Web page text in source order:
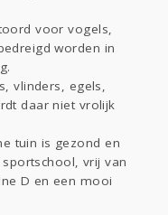
voor vogels,
worden in
vlinders, egels,
daar niet vrolijk
tuin is gezond en
vrij van
D en een mooi